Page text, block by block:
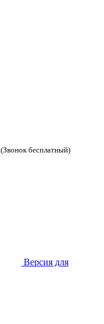
(Звонок бесплатный)
Версия для